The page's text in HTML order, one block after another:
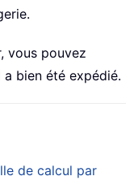
vous pouvez
a bien été expédié.
de calcul par